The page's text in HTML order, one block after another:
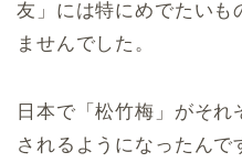
友」には特にめでたいも
ませんでした。
日本で「松竹梅」がそれ
されるようになったんで